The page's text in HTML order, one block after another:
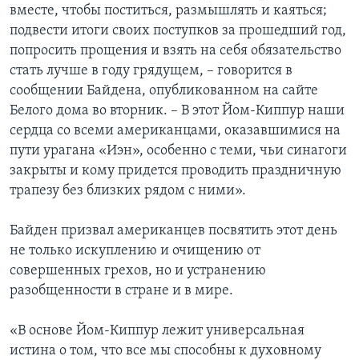
вместе, чтобы поститься, размышлять и каяться;
подвести итоги своих поступков за прошедший год,
попросить прощения и взять на себя обязательство
стать лучше в году грядущем, – говорится в
сообщении Байдена, опубликованном на сайте
Белого дома во вторник. – В этот Йом-Киппур наши
сердца со всеми американцами, оказавшимися на
пути урагана «Иэн», особенно с теми, чьи синагоги
закрыты и кому придется проводить праздничную
трапезу без близких рядом с ними».
Байден призвал американцев посвятить этот день
не только искуплению и очищению от
совершенных грехов, но и устранению
разобщенности в стране и в мире.
«В основе Йом-Киппур лежит универсальная
истина о том, что все мы способны к духовному